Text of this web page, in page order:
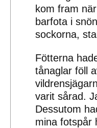
kom fram
barfota i
sockorna,
Fötterna
tånaglar föll
varit sårad.
Dessutom
mina fotspår